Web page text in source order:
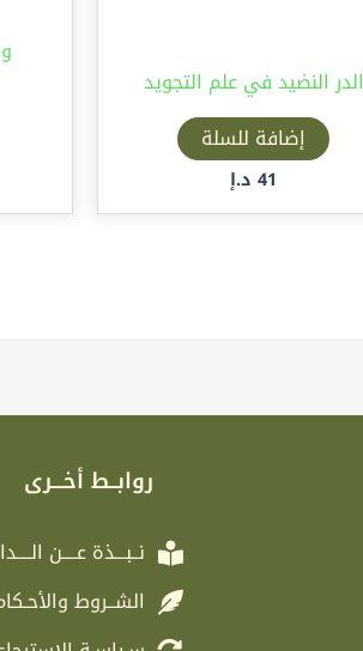
الدر النضيد في علم التجويد
إضافة للسلة
41 د.إ
روابــط أخـــرى
نــبـــذة عــــن
الشــروط